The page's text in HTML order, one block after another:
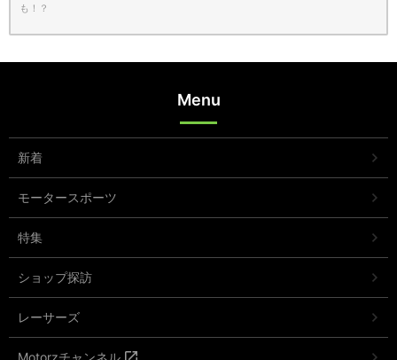
も！？
Menu
新着
モータースポーツ
特集
ショップ探訪
レーサーズ
Motorzチャンネル